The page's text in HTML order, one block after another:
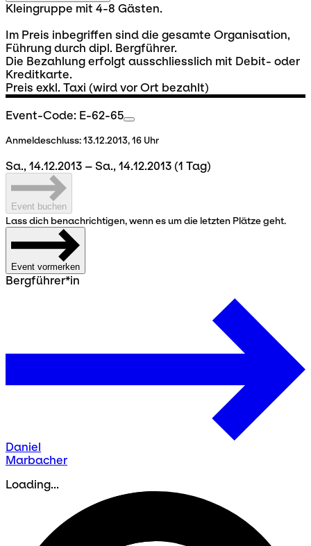
Kleingruppe mit 4-8 Gästen.
Im Preis inbegriffen sind die gesamte Organisation,
Führung durch dipl. Bergführer.
Die Bezahlung erfolgt ausschliesslich mit Debit- oder
Kreditkarte.
Preis exkl. Taxi (wird vor Ort bezahlt)
Event-Code: E-62-65
Anmeldeschluss:13.12.2013, 16 Uhr
Sa., 14.12.2013 – Sa., 14.12.2013 (1 Tag)
Event buchen
Lass dich benachrichtigen, wenn es um die letzten Plätze geht.
Event vormerken
Bergführer*in
Daniel
Marbacher
Loading...